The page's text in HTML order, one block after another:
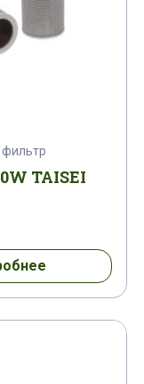
фильтр
TAISEI